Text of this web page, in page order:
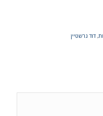
, דוד גרשטיין